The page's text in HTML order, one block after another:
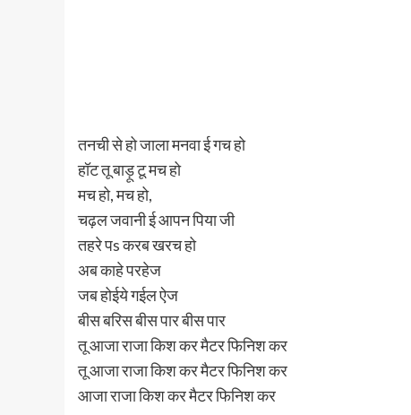
तनची से हो जाला मनवा ई गच हो
हॉट तू बाड़ू टू मच हो
मच हो, मच हो,
चढ़ल जवानी ई आपन पिया जी
तहरे पs करब खरच हो
अब काहे परहेज
जब होईये गईल ऐज
बीस बरिस बीस पार बीस पार
तू आजा राजा किश कर मैटर फिनिश कर
तू आजा राजा किश कर मैटर फिनिश कर
आजा राजा किश कर मैटर फिनिश कर